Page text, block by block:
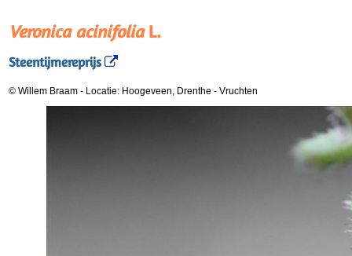
Veronica acinifoliaL.
Steentijmereprijs
© Willem Braam - Locatie: Hoogeveen, Drenthe - Vruchten